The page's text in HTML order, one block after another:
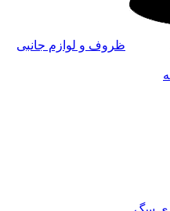
ظروف و لوازم جانبی